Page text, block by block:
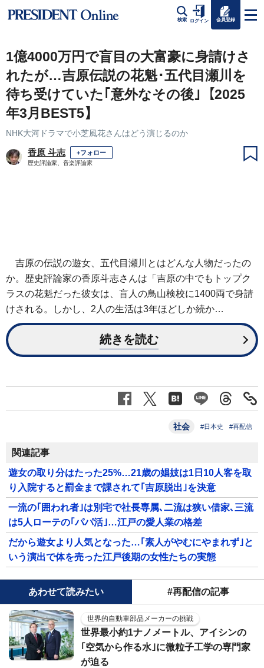
検索 ログイン 会員登録
1億4000万円で盲目の大富豪に身請けさ
れたが…吉原伝説の花魁･五代目瀬川を
待ち受けていた｢意外なその後｣【2025
年3月BEST5】
NHK大河ドラマで小芝風花さんはどう演じるのか
香原 斗志 +フォロー
歴史評論家、音楽評論家
吉原の伝説の遊女、五代目瀬川とはどんな人物だったの
か。歴史評論家の香原斗志さんは「吉原の中でもトップク
ラスの花魁だった彼女は、盲人の鳥山検校に1400両で身請
けされる。しかし、2人の生活は3年ほどしか続か…
続きを読む
社会 #日本史 #再配信
関連記事
遊女の取り分はたった25%…21歳の娼妓は1日10人客を取
り入院すると罰金まで課されて｢吉原脱出｣を決意
一流の｢囲われ者｣は別宅で社長専属､二流は狭い借家､三流
は5人ローテの｢パパ活｣…江戸の愛人業の格差
だから遊女より人気となった…｢素人がやむにやまれず｣と
いう演出で体を売った江戸後期の女性たちの実態
あわせて読みたい #再配信の記事
世界的自動車部品メーカーの挑戦
世界最小約1ナノメートル、アイシンの
｢空気から作る水｣に微粒子工学の専門家
が迫る